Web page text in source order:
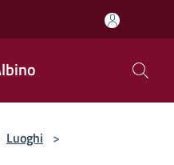
Luoghi >